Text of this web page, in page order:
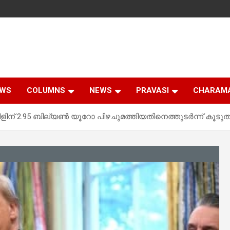
COLUMNS NEWS PRAVASI
ബില്യൺ യൂറോ പിഴചുമത്തിയതിനെത്തുടർന്ന് കൂടുതൽ